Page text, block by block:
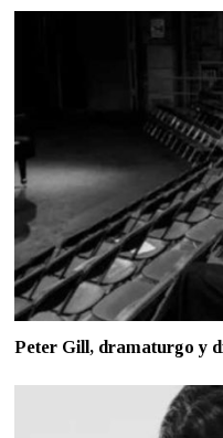
Peter Gill, dramaturgo y